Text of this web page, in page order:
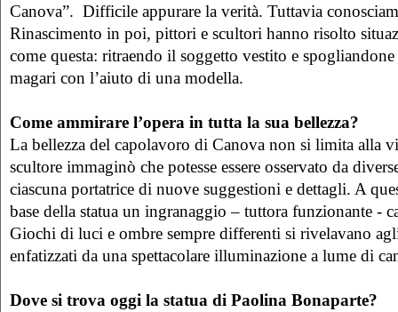
Canova”. Difficile appurare la verità. Tuttavia
Rinascimento in poi, pittori e scultori hanno risolto
come questa: ritraendo il soggetto vestito e
magari con l’aiuto di una modella.
Come ammirare l’opera in tutta la sua bellezza?
La bellezza del capolavoro di Canova non si limita alla
scultore immaginò che potesse essere osservato da
ciascuna portatrice di nuove suggestioni e dettagli. A
base della statua un ingranaggio – tuttora funzionante -
Giochi di luci e ombre sempre differenti si rivelavano
enfatizzati da una spettacolare illuminazione a lume di
Dove si trova oggi la statua di Paolina Bonaparte?